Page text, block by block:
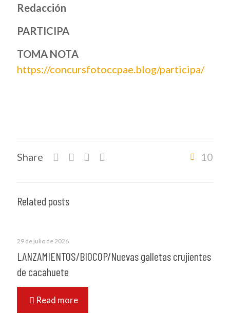
Redacción
PARTICIPA
TOMA NOTA
https://concursfotoccpae.blog/participa/
Share 10
Related posts
29 de julio de 2026
LANZAMIENTOS/BIOCOP/Nuevas galletas crujientes
de cacahuete
Read more